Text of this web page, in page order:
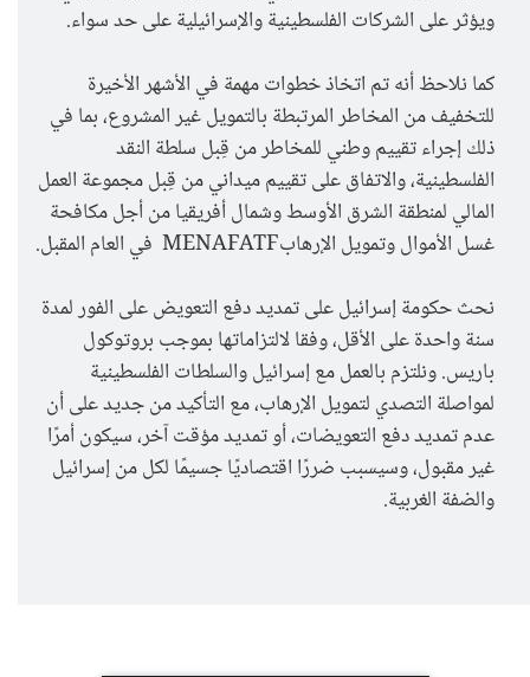
ويؤثر على الشركات الفلسطينية والإسرائيلية على حد سواء.
كما نلاحظ أنه تم اتخاذ خطوات مهمة في الأشهر الأخيرة
للتخفيف من المخاطر المرتبطة بالتمويل غير المشروع، بما في
ذلك إجراء تقييم وطني للمخاطر من قِبل سلطة النقد
الفلسطينية، والاتفاق على تقييم ميداني من قِبل مجموعة العمل
المالي لمنطقة الشرق الأوسط وشمال أفريقيا من أجل مكافحة
غسل الأموال وتمويل الإرهابMENAFATF في العام المقبل.
نحث حكومة إسرائيل على تمديد دفع التعويض على الفور لمدة
سنة واحدة على الأقل، وفقا لالتزاماتها بموجب بروتوكول
باريس. ونلتزم بالعمل مع إسرائيل والسلطات الفلسطينية
لمواصلة التصدي لتمويل الإرهاب، مع التأكيد من جديد على أن
عدم تمديد دفع التعويضات، أو تمديد مؤقت آخر، سيكون أمرًا
غير مقبول، وسيسبب ضررًا اقتصاديًا جسيمًا لكل من إسرائيل
والضفة الغربية.